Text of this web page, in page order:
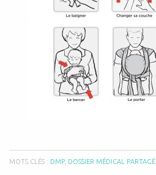
MOTS CLÉS : DMP, DOSSIER MÉDICAL PARTAGÉ